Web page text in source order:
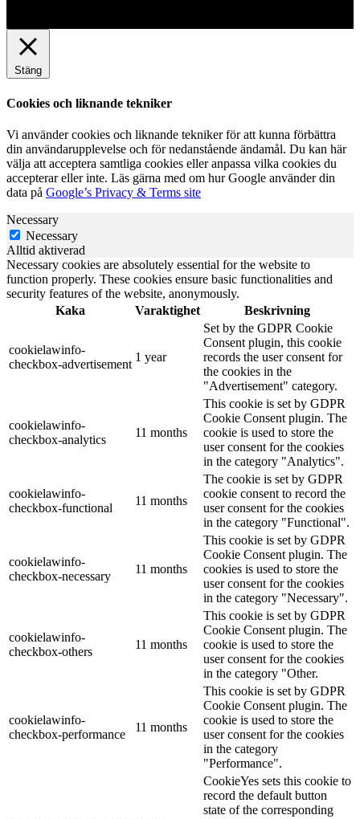
Stäng
Cookies och liknande tekniker
Vi använder cookies och liknande tekniker för att kunna förbättra
din användarupplevelse och för nedanstående ändamål. Du kan här
välja att acceptera samtliga cookies eller anpassa vilka cookies du
accepterar eller inte. Läs gärna med om hur Google använder din
data på Google’s Privacy & Terms site
Necessary
Necessary
Alltid aktiverad
Necessary cookies are absolutely essential for the website to
function properly. These cookies ensure basic functionalities and
security features of the website, anonymously.
Kaka
Varaktighet Beskrivning
cookielawinfo-
checkbox-advertisement
1 year
Set by the GDPR Cookie
Consent plugin, this cookie
records the user consent for
the cookies in the
"Advertisement" category.
cookielawinfo-
checkbox-analytics
11 months
This cookie is set by GDPR
Cookie Consent plugin. The
cookie is used to store the
user consent for the cookies
in the category "Analytics".
cookielawinfo-
checkbox-functional
11 months
The cookie is set by GDPR
cookie consent to record the
user consent for the cookies
in the category "Functional".
cookielawinfo-
checkbox-necessary
11 months
This cookie is set by GDPR
Cookie Consent plugin. The
cookies is used to store the
user consent for the cookies
in the category "Necessary".
cookielawinfo-
checkbox-others
11 months
This cookie is set by GDPR
Cookie Consent plugin. The
cookie is used to store the
user consent for the cookies
in the category "Other.
cookielawinfo-
checkbox-performance
11 months
This cookie is set by GDPR
Cookie Consent plugin. The
cookie is used to store the
user consent for the cookies
in the category
"Performance".
CookieYes sets this cookie to
record the default button
state of the corresponding